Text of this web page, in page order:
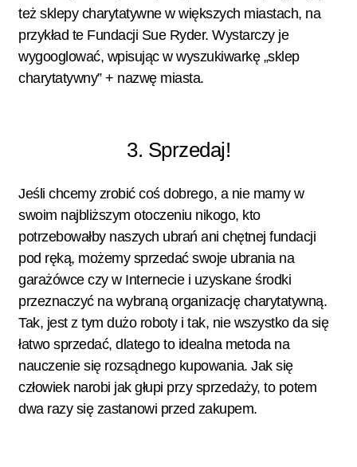
też sklepy charytatywne w większych miastach, na
przykład te Fundacji Sue Ryder. Wystarczy je
wygooglować, wpisując w wyszukiwarkę „sklep
charytatywny” + nazwę miasta.
3. Sprzedaj!
Jeśli chcemy zrobić coś dobrego, a nie mamy w
swoim najbliższym otoczeniu nikogo, kto
potrzebowałby naszych ubrań ani chętnej fundacji
pod ręką, możemy sprzedać swoje ubrania na
garażówce czy w Internecie i uzyskane środki
przeznaczyć na wybraną organizację charytatywną.
Tak, jest z tym dużo roboty i tak, nie wszystko da się
łatwo sprzedać, dlatego to idealna metoda na
nauczenie się rozsądnego kupowania. Jak się
człowiek narobi jak głupi przy sprzedaży, to potem
dwa razy się zastanowi przed zakupem.